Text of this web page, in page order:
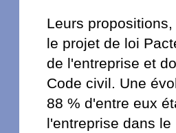
Leurs
le projet de loi
de l'entreprise et
Code civil. Une
88 % d'entre eux
l'entreprise dans